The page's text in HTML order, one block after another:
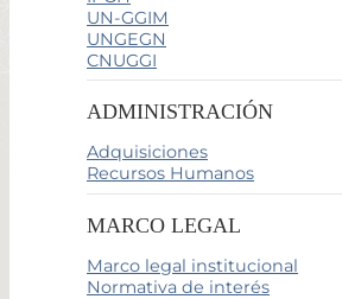
UN-GGIM
UNGEGN
CNUGGI
ADMINISTRACIÓN
Adquisiciones
Recursos Humanos
MARCO LEGAL
Marco legal institucional
Normativa de interés